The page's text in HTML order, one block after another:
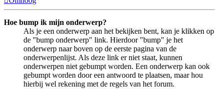
Hoe bump ik mijn onderwerp?
Als je een onderwerp aan het bekijken bent, kan je klikken op
de "bump onderwerp" link. Hierdoor "bump" je het
onderwerp naar boven op de eerste pagina van de
onderwerpenlijst. Als deze link er niet staat, kunnen
onderwerpen niet gebumpt worden. Een onderwerp kan ook
gebumpt worden door een antwoord te plaatsen, maar hou
hierbij wel rekening met de regels van het forum.